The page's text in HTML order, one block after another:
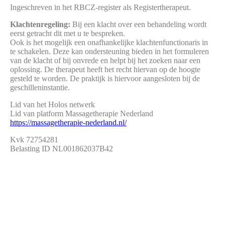
Ingeschreven in het RBCZ-register als Registertherapeut.
Klachtenregeling: Bij een klacht over een behandeling wordt
eerst getracht dit met u te bespreken.
Ook is het mogelijk een onafhankelijke klachtenfunctionaris in
te schakelen. Deze kan ondersteuning bieden in het formuleren
van de klacht of bij onvrede en helpt bij het zoeken naar een
oplossing. De therapeut heeft het recht hiervan op de hoogte
gesteld te worden. De praktijk is hiervoor aangesloten bij de
geschilleninstantie.
Lid van het Holos netwerk
Lid van platform Massagetherapie Nederland
https://massagetherapie-nederland.nl/
Kvk 72754281
Belasting ID NL001862037B42